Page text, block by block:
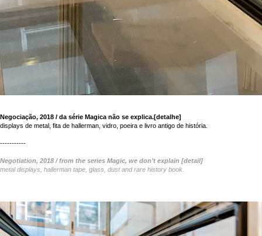
Negociação, 2018 / da série Magica não se explica.[detalhe]
displays de metal, fita de hallerman, vidro, poeira e livro antigo de história.
-----------
Negotiation, 2018 / from the series Magic, we don’t explain [detail]
metal displays, hallerman tape, glass, dust and rare history book.